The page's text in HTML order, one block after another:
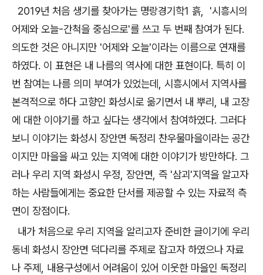
2019년 처음 생기를 찾아가는 명랑경기학1 흙, '시흥시의
어제와 오늘-간척을 중심으로'를 쓰고 두 번째 참여가 된다.
의도한 것은 아니지만 '어제와 오늘'이라는 이름으로 연재를
하였다. 이 표현은 내 나름의 역사에 대한 표현이다. 특히 이
번 참여는 나름 의미 부여가 있었는데, 시흥시에서 지역사를
본격적으로 하다 고향인 화성시로 옮기면서 내 뿌리, 내 고장
에 대한 이야기를 하고 싶다는 생각에서 참여하였다. 그러다
보니 이야기는 화성시 장안면 독정리 찬우물마을이라는 공간
이지만 마을을 싸고 있는 지역에 대한 이야기가 방만하다. 그
러나 우리 지역 화성시 우정, 장안면, 즉 '삼괴'지역을 알고자
하는 사람들에게는 중요한 단서를 제공할 수 있는 자료적 측
면이 장점이다.
내가 처음으로 우리 지역을 알리고자 준비한 글이기에 우리
동네 화성시 장안면 덕다리를 주제로 잡고자 하였으나 자료
나 주제, 내용구성에서 어려움이 있어 이웃한 마을인 독정리